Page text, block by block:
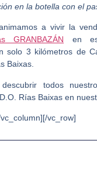
en la botella con el
avivir la
GRANBAZÁN
en
solo 3 kilómetros de
Baixas.
descubrir todos
Rías Baixas en
vc_row]